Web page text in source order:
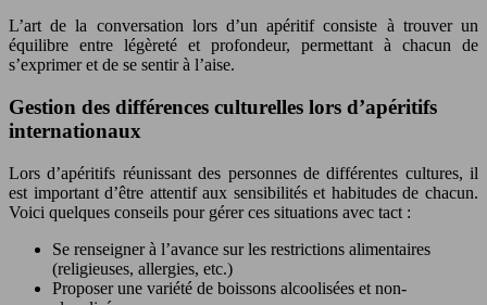
L’art de la conversation lors d’un apéritif consiste à trouver un
équilibre entre légèreté et profondeur, permettant à chacun de
s’exprimer et de se sentir à l’aise.
Gestion des différences culturelles lors d’apéritifs
internationaux
Lors d’apéritifs réunissant des personnes de différentes cultures, il
est important d’être attentif aux sensibilités et habitudes de chacun.
Voici quelques conseils pour gérer ces situations avec tact :
Se renseigner à l’avance sur les restrictions alimentaires
(religieuses, allergies, etc.)
Proposer une variété de boissons alcoolisées et non-